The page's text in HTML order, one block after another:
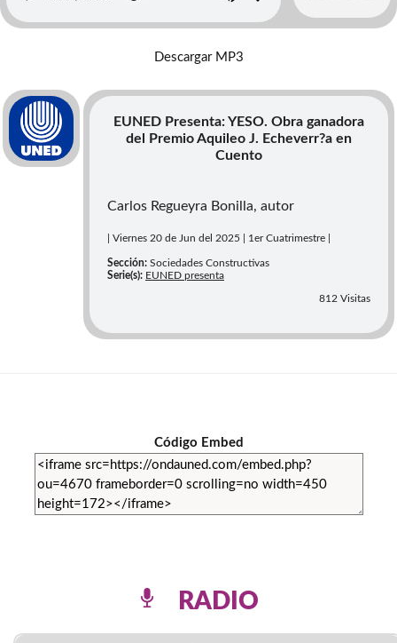
Descargar MP3
EUNED Presenta: YESO. Obra ganadora
del Premio Aquileo J. Echeverr?a en
Cuento
Carlos Regueyra Bonilla, autor
| Viernes 20 de Jun del 2025 | 1er Cuatrimestre |
Sección: Sociedades Constructivas
Serie(s): EUNED presenta
812 Visitas
Código Embed
RADIO